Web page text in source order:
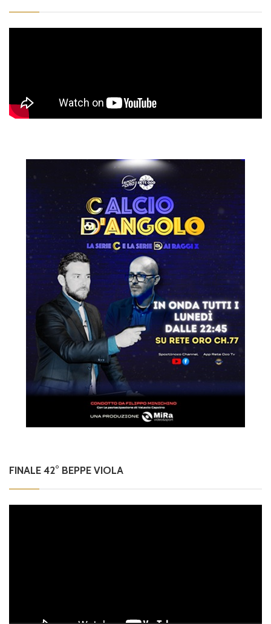
FINALE 42° BEPPE VIOLA